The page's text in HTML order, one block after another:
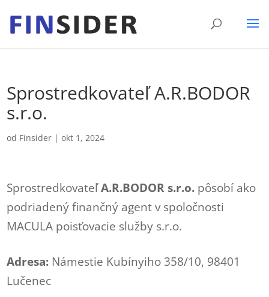
Sprostredkovateľ A.R.BODOR
s.r.o.
od Finsider |okt 1, 2024
SprostredkovateľA.R.BODOR s.r.o. pôsobí ako
podriadený finančný agent v spoločnosti
MACULA poisťovacie služby s.r.o.
Adresa: Námestie Kubínyiho 358/10, 98401
Lučenec